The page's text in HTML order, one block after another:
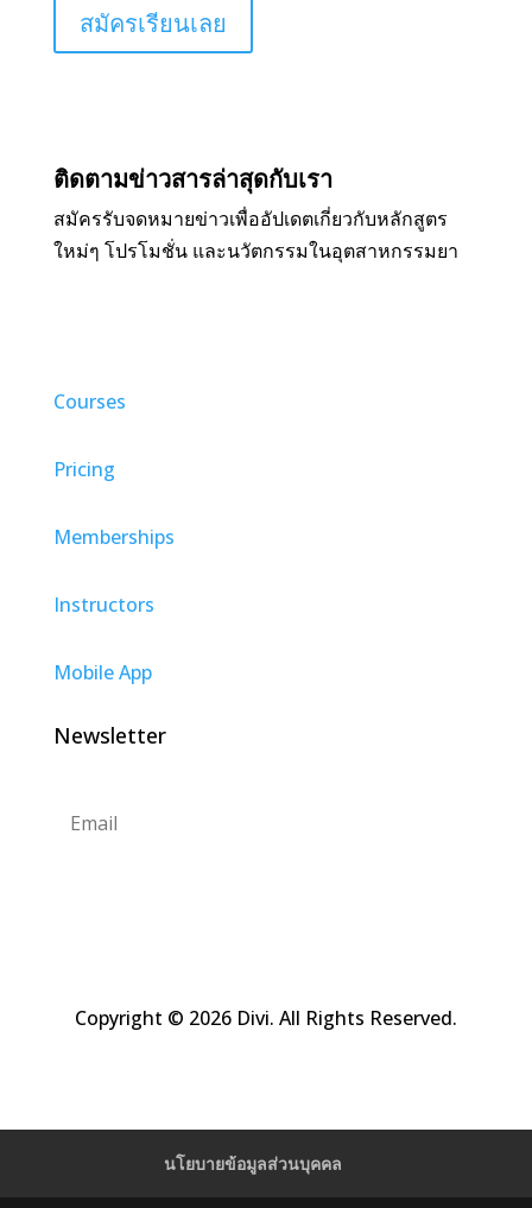
สมัครเรียนเลย
ติดตามข่าวสารล่าสุดกับเรา
สมัครรับจดหมายข่าวเพื่ออัปเดตเกี่ยวกับหลักสูตร
ใหม่ๆ โปรโมชั่น และนวัตกรรมในอุตสาหกรรมยา
Courses
Pricing
Memberships
Instructors
Mobile App
Newsletter
Copyright © 2026 Divi. All Rights Reserved.
นโยบายข้อมูลส่วนบุคคล